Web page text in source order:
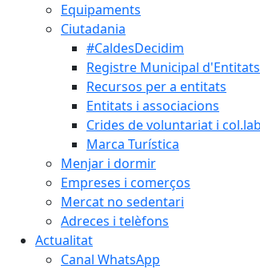
Equipaments
Ciutadania
#CaldesDecidim
Registre Municipal d'Entitats
Recursos per a entitats
Entitats i associacions
Crides de voluntariat i
Marca Turística
Menjar i dormir
Empreses i comerços
Mercat no sedentari
Adreces i telèfons
Actualitat
Canal WhatsApp